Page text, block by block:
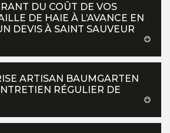
DU COÛT DE VOS
DE HAIE À L’AVANCE EN
DEVIS À SAINT SAUVEUR
ARTISAN BAUMGARTEN
RÉGULIER DE